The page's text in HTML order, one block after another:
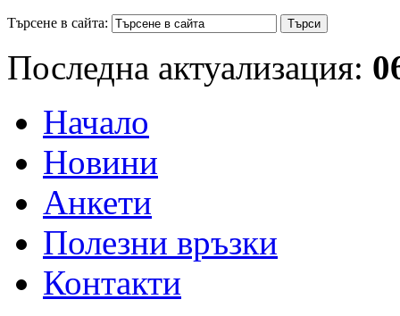
Търсене в сайта:
Последна актуализация:
Начало
Новини
Анкети
Полезни връзки
Контакти